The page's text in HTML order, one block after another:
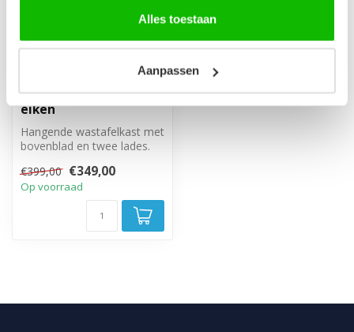
Alles toestaan
Aanpassen
Wastafelkast Ocean
cm - mat zwart met
eiken
Hangende wastafelkast met
bovenblad en twee lades.
€399,00 €349,00
Op voorraad